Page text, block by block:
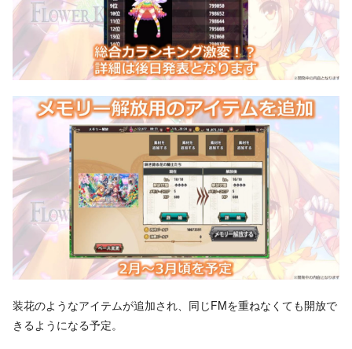
装花のようなアイテムが追加され、同じFMを重ねなくても開放で
きるようになる予定。